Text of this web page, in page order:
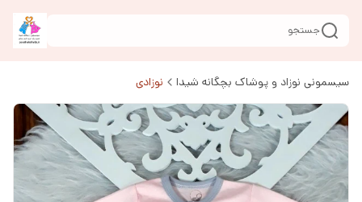
جستجو
سیسمونی نوزاد و پوشاک بچگانه شیدا نوزادی